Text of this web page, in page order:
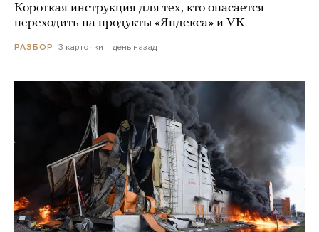
Короткая инструкция для тех, кто опасается
переходить на продукты «Яндекса» и VK
РАЗБОР 3 карточки день назад